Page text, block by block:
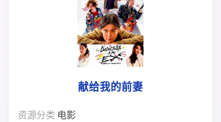
献给我的前妻
资源分类 电影